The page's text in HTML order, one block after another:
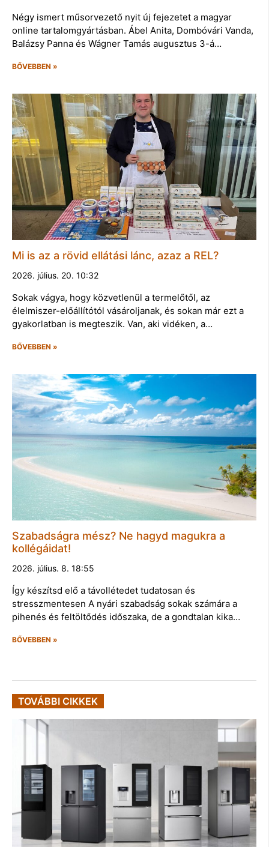
Négy ismert műsorvezető nyit új fejezetet a magyar
online tartalomgyártásban. Ábel Anita, Dombóvári Vanda,
Balázsy Panna és Wágner Tamás augusztus 3-á…
BŐVEBBEN »
Mi is az a rövid ellátási lánc, azaz a REL?
2026. július. 20. 10:32
Sokak vágya, hogy közvetlenül a termelőtől, az
élelmiszer-előállítótól vásároljanak, és sokan már ezt a
gyakorlatban is megteszik. Van, aki vidéken, a…
BŐVEBBEN »
Szabadságra mész? Ne hagyd magukra a
kollégáidat!
2026. július. 8. 18:55
Így készítsd elő a távollétedet tudatosan és
stresszmentesen A nyári szabadság sokak számára a
pihenés és feltöltődés időszaka, de a gondtalan kika…
BŐVEBBEN »
TOVÁBBI CIKKEK